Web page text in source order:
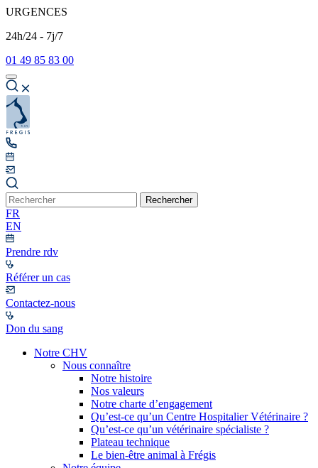
URGENCES
24h/24 - 7j/7
01 49 85 83 00
Rechercher
FR
EN
Prendre rdv
Référer un cas
Contactez-nous
Don du sang
Notre CHV
Nous connaître
Notre histoire
Nos valeurs
Notre charte d’engagement
Qu’est-ce qu’un Centre Hospitalier Vétérinaire ?
Qu’est-ce qu’un vétérinaire spécialiste ?
Plateau technique
Le bien-être animal à Frégis